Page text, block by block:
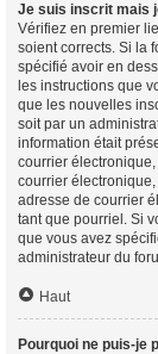
Je suis inscrit mais
Vérifiez en premier
soient corrects. Si la
spécifié avoir en
les instructions que
que les nouvelles
soit par un
information était
courrier
courrier
adresse de courrier
tant que pourriel. Si
que vous avez
administrateur du
Haut
Pourquoi ne puis-je